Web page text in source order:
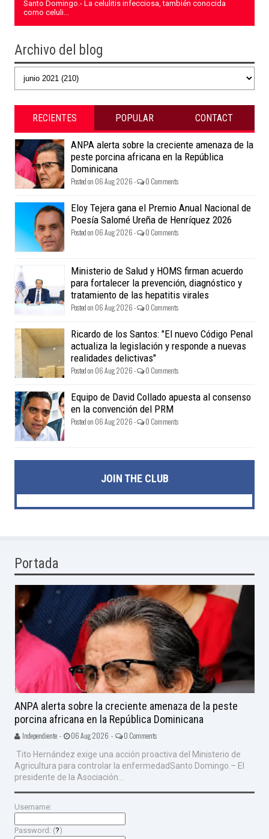
Santo Domingo.- La celulitis infecciosa, también conocida
como celuli...
Archivo del blog
RECIENTES POPULAR CONTACT
ANPA alerta sobre la creciente amenaza de la
peste porcina africana en la República
Dominicana
Posted on 06 Aug 2026 - 0 Comments
Eloy Tejera gana el Premio Anual Nacional de
Poesía Salomé Ureña de Henríquez 2026
Posted on 06 Aug 2026 - 0 Comments
Ministerio de Salud y HOMS firman acuerdo
para fortalecer la prevención, diagnóstico y
tratamiento de las hepatitis virales
Posted on 06 Aug 2026 - 0 Comments
Ricardo de los Santos: "El nuevo Código Penal
actualiza la legislación y responde a nuevas
realidades delictivas"
Posted on 06 Aug 2026 - 0 Comments
Equipo de David Collado apuesta al consenso
en la convención del PRM
Posted on 06 Aug 2026 - 0 Comments
JOIN THE CLUB
Portada
ANPA alerta sobre la creciente amenaza de la peste
porcina africana en la República Dominicana
Independiente - 06 Aug 2026 - 0 Comments
Tito Hernández exige una acción proactiva del Ministerio de
Agricultura para controlar la enfermedadSanto Domingo.– El
presidente de la Asociación...
Username:
Password: (?)